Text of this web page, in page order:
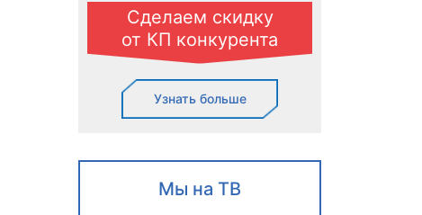
Сделаем скидку
от КП конкурента
Узнать больше
Мы на ТВ